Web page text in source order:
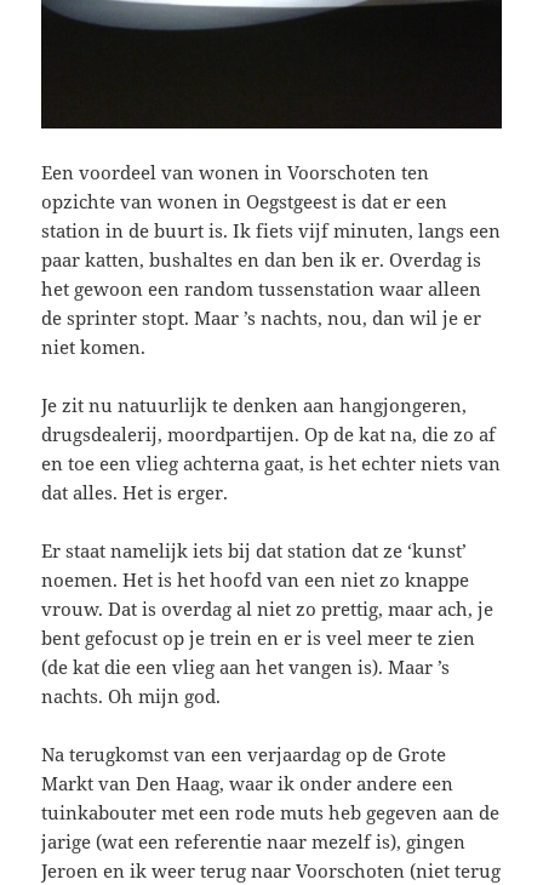
Een voordeel van wonen in Voorschoten ten
opzichte van wonen in Oegstgeest is dat er een
station in de buurt is. Ik fiets vijf minuten, langs een
paar katten, bushaltes en dan ben ik er. Overdag is
het gewoon een random tussenstation waar alleen
de sprinter stopt. Maar ’s nachts, nou, dan wil je er
niet komen.
Je zit nu natuurlijk te denken aan hangjongeren,
drugsdealerij, moordpartijen. Op de kat na, die zo af
en toe een vlieg achterna gaat, is het echter niets van
dat alles. Het is erger.
Er staat namelijk iets bij dat station dat ze ‘kunst’
noemen. Het is het hoofd van een niet zo knappe
vrouw. Dat is overdag al niet zo prettig, maar ach, je
bent gefocust op je trein en er is veel meer te zien
(de kat die een vlieg aan het vangen is). Maar ’s
nachts. Oh mijn god.
Na terugkomst van een verjaardag op de Grote
Markt van Den Haag, waar ik onder andere een
tuinkabouter met een rode muts heb gegeven aan de
jarige (wat een referentie naar mezelf is), gingen
Jeroen en ik weer terug naar Voorschoten (niet terug